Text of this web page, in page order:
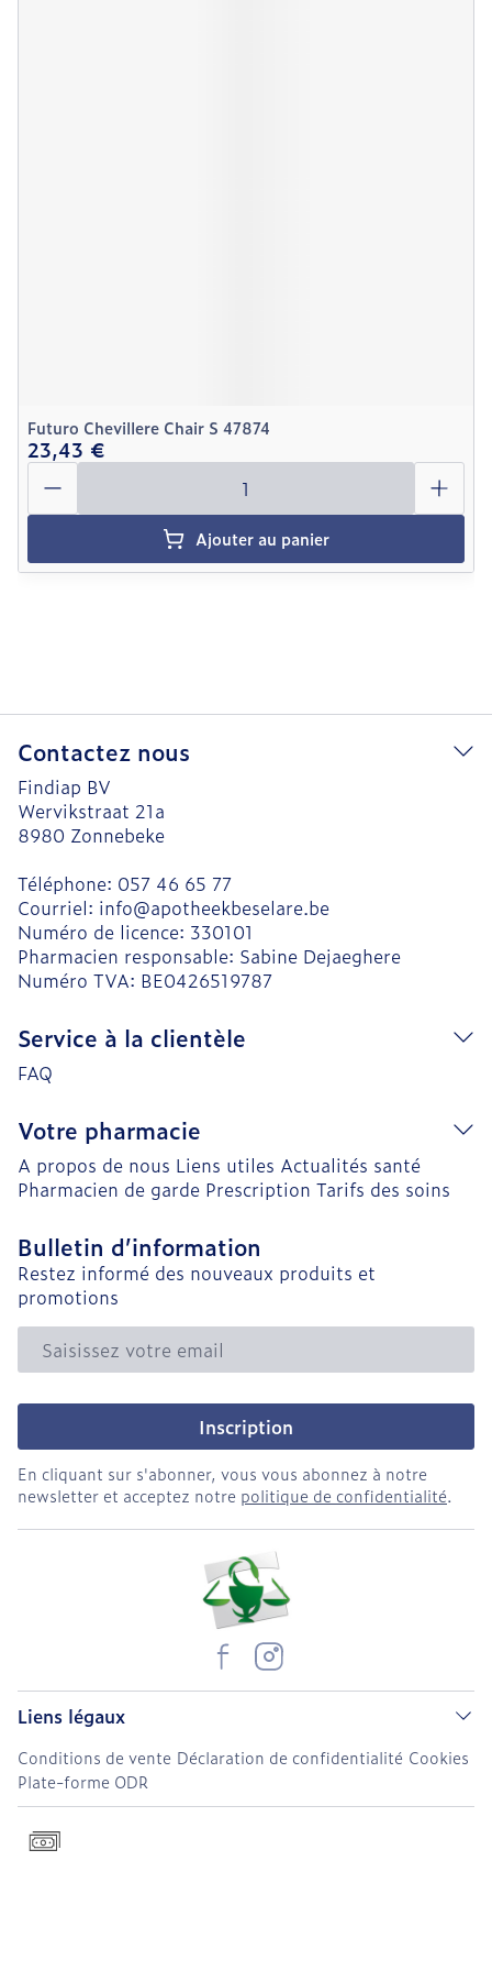
Futuro Chevillere Chair S 47874
23,43 €
Quantité
Ajouter au panier
Contactez nous
Findiap BV
Wervikstraat 21a
8980 Zonnebeke
Téléphone: 057 46 65 77
Courriel: info@apotheekbeselare.be
Numéro de licence: 330101
Pharmacien responsable: Sabine Dejaeghere
Numéro TVA: BE0426519787
Service à la clientèle
FAQ
Votre pharmacie
A propos de nous Liens utiles Actualités santé
Pharmacien de garde Prescription Tarifs des soins
Bulletin d’information
Restez informé des nouveaux produits et
promotions
Adresse mail
Inscription
En cliquant sur s'abonner, vous vous abonnez à notre
newsletter et acceptez notre politique de confidentialité.
Liens légaux
Conditions de vente Déclaration de confidentialité Cookies
Plate-forme ODR